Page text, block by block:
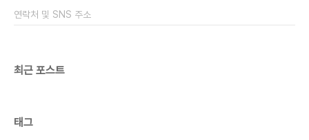
는 적당한 크기로 잘라서 준비합니다. 접시에 오이와
연락처 및 SNS 주소
최근 포스트
태그